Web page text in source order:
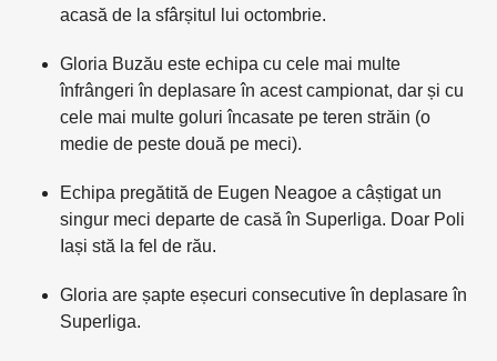
acasă de la sfârșitul lui octombrie.
Gloria Buzău este echipa cu cele mai multe
înfrângeri în deplasare în acest campionat, dar și cu
cele mai multe goluri încasate pe teren străin (o
medie de peste două pe meci).
Echipa pregătită de Eugen Neagoe a câștigat un
singur meci departe de casă în Superliga. Doar Poli
Iași stă la fel de rău.
Gloria are șapte eșecuri consecutive în deplasare în
Superliga.